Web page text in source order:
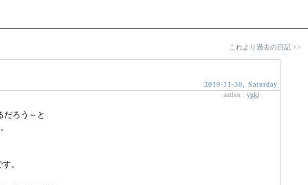
これより過去の日記 >>
2019-11-30, Saturday
author : yuki
だろう～と
。